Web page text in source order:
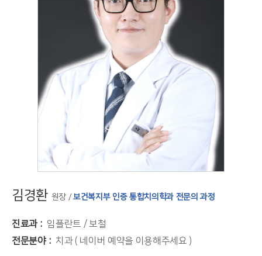
김경환 원장 /보건복지부 인증 통합치의학과 전문의 과정
진료과
임플란트 / 보철
전문분야
치과 ( 네이버 예약을 이용해주세요 )